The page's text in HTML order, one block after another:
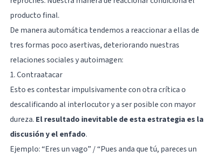
producto final.
De manera automática tendemos a reaccionar a ellas de
tres formas poco asertivas, deteriorando nuestras
relaciones sociales y autoimagen:
1. Contraatacar
Esto es contestar impulsivamente con otra crítica o
descalificando al interlocutor y a ser posible con mayor
dureza. El resultado inevitable de esta estrategia es la
discusión y el enfado.
Ejemplo: “Eres un vago” / “Pues anda que tú, pareces un